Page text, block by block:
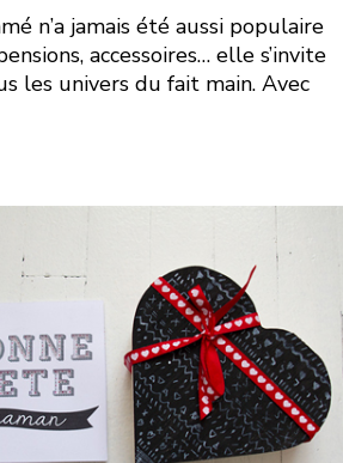
n’a jamais été aussi populaire
accessoires… elle s’invite
les univers du fait main. Avec